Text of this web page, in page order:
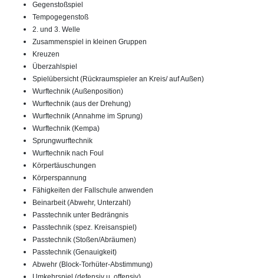
Gegenstoßspiel
Tempogegenstoß
2. und 3. Welle
Zusammenspiel in kleinen Gruppen
Kreuzen
Überzahlspiel
Spielübersicht (Rückraumspieler an Kreis/ auf Außen)
Wurftechnik (Außenposition)
Wurftechnik (aus der Drehung)
Wurftechnik (Annahme im Sprung)
Wurftechnik (Kempa)
Sprungwurftechnik
Wurftechnik nach Foul
Körpertäuschungen
Körperspannung
Fähigkeiten der Fallschule anwenden
Beinarbeit (Abwehr, Unterzahl)
Passtechnik unter Bedrängnis
Passtechnik (spez. Kreisanspiel)
Passtechnik (Stoßen/Abräumen)
Passtechnik (Genauigkeit)
Abwehr (Block-Torhüter-Abstimmung)